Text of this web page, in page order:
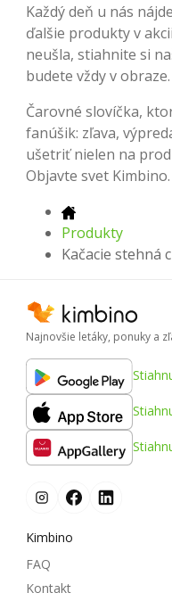
Každý deň u nás
ďalšie produkty v
neušla, stiahnite si
budete vždy v obraze.
Čarovné slovíčka,
fanúšik: zľava,
ušetriť nielen na
Objavte svet Kimbino.
Produkty
Kačacie stehná
Najnovšie letáky, ponuky a
Kimbino
FAQ
Kontakt